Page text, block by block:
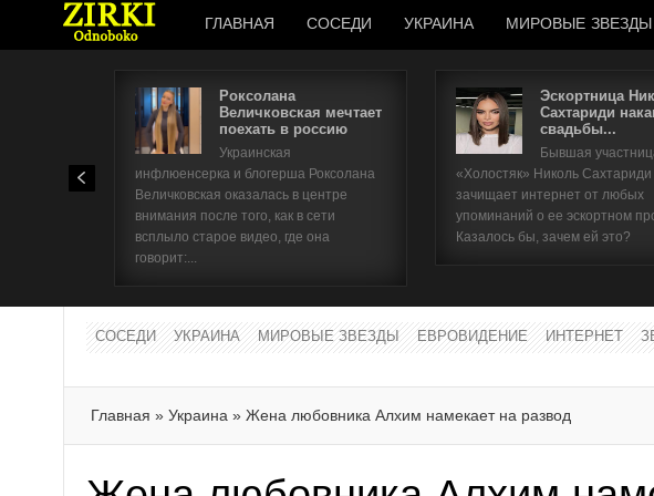
ГЛАВНАЯ СОСЕДИ УКРАИНА МИРОВЫЕ ЗВЕЗДЫ
Роксолана
Величковская мечтает
поехать в россию
Украинская
инфлюенсерка и блогерша Роксолана
Величковская оказалась в центре
внимания после того, как в сети
всплыло старое видео, где она
говорит:...
Эскортница
Сахтариди
свадьбы...
Бывшая
«Холостяк» Николь Сахтариди
зачищает интернет от любых
упоминаний о ее эскортном
Казалось бы, зачем ей это?
СОСЕДИ УКРАИНА МИРОВЫЕ ЗВЕЗДЫ ЕВРОВИДЕНИЕ ИНТЕРНЕТ
Главная » Украина » Жена любовника Алхим намекает на развод